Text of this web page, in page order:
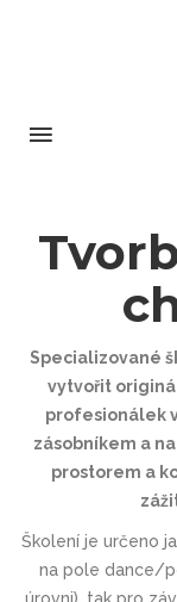
Specializované
vytvořit
profesionálek
zásobníkem a
prostorem a
Školení je určeno
na pole dance/